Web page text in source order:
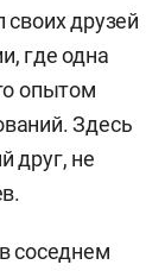
друзей
где одна
опытом
Здесь
друг, не
соседнем